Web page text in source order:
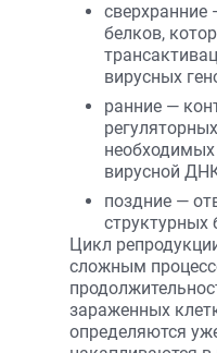
сверхранние
белков,
вирусных
ранние —
вирусной
поздние —
структурных
Цикл
сложным
зараженных
определяются